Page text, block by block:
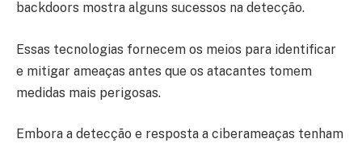
backdoors mostra alguns sucessos na detecção.
Essas tecnologias fornecem os meios para identificar
e mitigar ameaças antes que os atacantes tomem
medidas mais perigosas.
Embora a detecção e resposta a ciberameaças tenham